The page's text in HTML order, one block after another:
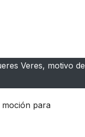
Veres, motivo de
para